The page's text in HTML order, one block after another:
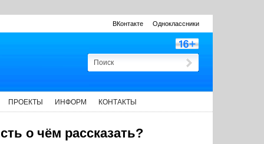
ВКонтакте Одноклассники
ПРОЕКТЫ ИНФОРМ КОНТАКТЫ
о чём рассказать?